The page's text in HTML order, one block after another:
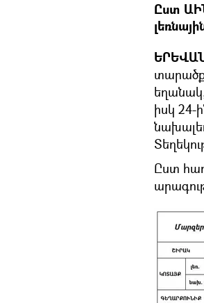
Ըստ
իսկ 24-
Ըստ